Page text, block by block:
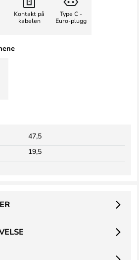
Kontakt på
kabelen
Type C -
Euro-plugg
47,5
19,5